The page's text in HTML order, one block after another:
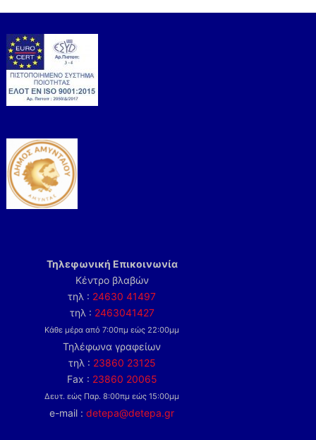
Τηλεφωνική Επικοινωνία
Κέντρο βλαβών
τηλ : 24630 41497
τηλ : 2463041427
Κάθε μέρα από 7:00πμ εώς 22:00μμ
Τηλέφωνα γραφείων
τηλ : 23860 23125
Fax : 23860 20065
Δευτ. εώς Παρ. 8:00πμ εώς 15:00μμ
e-mail :detepa@detepa.gr